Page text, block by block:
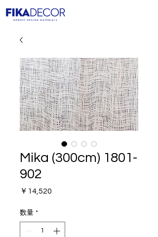
Mika (300cm) 1801-
902
￥14,520
数量 *